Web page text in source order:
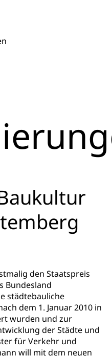
den Staatspreis
Bundesland
städtebauliche
dem 1. Januar 2010 in
wurden und zur
der Städte und
für Verkehr und
will mit dem neuen